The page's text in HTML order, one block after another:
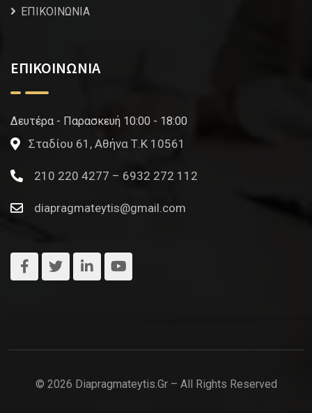
ΕΠΙΚΟΙΝΩΝΙΑ
ΕΠΙΚΟΙΝΩΝΙΑ
Δευτέρα - Παρασκευή 10:00 - 18:00
Σταδίου 61, Αθήνα Τ.Κ 10561
210 220 4277 – 6932 272 112
diapragmateytis@gmail.com
© 2026 Diapragmateytis.gr – All Rights Reserved